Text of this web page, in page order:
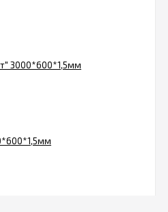
3000*600*1,5мм